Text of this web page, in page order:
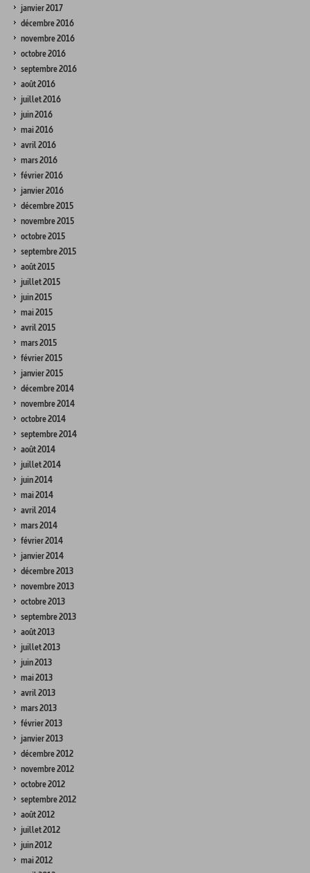
janvier 2017
décembre 2016
novembre 2016
octobre 2016
septembre 2016
août 2016
juillet 2016
juin 2016
mai 2016
avril 2016
mars 2016
février 2016
janvier 2016
décembre 2015
novembre 2015
octobre 2015
septembre 2015
août 2015
juillet 2015
juin 2015
mai 2015
avril 2015
mars 2015
février 2015
janvier 2015
décembre 2014
novembre 2014
octobre 2014
septembre 2014
août 2014
juillet 2014
juin 2014
mai 2014
avril 2014
mars 2014
février 2014
janvier 2014
décembre 2013
novembre 2013
octobre 2013
septembre 2013
août 2013
juillet 2013
juin 2013
mai 2013
avril 2013
mars 2013
février 2013
janvier 2013
décembre 2012
novembre 2012
octobre 2012
septembre 2012
août 2012
juillet 2012
juin 2012
mai 2012